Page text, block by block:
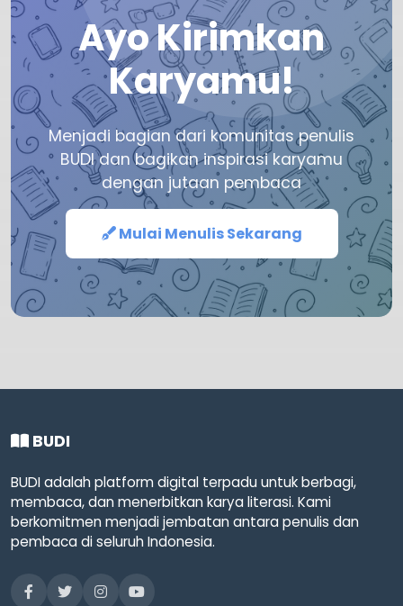
Ayo Kirimkan
Karyamu!
Menjadi bagian dari komunitas penulis
BUDI dan bagikan inspirasi karyamu
dengan jutaan pembaca
Mulai Menulis Sekarang
BUDI
BUDI adalah platform digital terpadu untuk berbagi,
membaca, dan menerbitkan karya literasi. Kami
berkomitmen menjadi jembatan antara penulis dan
pembaca di seluruh Indonesia.